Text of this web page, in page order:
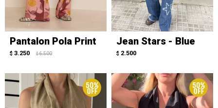
Pantalon Pola Print
$ 3.250 $ 6.500
Jean Stars - Blue
$ 2.500